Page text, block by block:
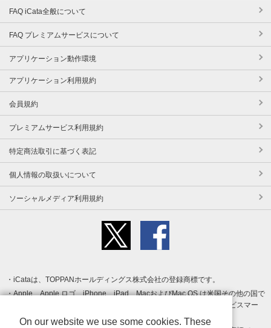
FAQ iCata全般について
FAQ プレミアムサービスについて
アプリケーション動作環境
アプリケーション利用規約
会員規約
プレミアムサービス利用規約
特定商法取引に基づく表記
個人情報の取扱いについて
ソーシャルメディア利用規約
iCataは、TOPPANホールディングス株式会社の登録商標です。
Apple、Apple ロゴ、iPhone、iPad、MacおよびMac OS は米国その他の国で
登録された Apple Inc. の商標です。App Store は Apple Inc. のサービスマー
クです。
On our website we use some cookies. These